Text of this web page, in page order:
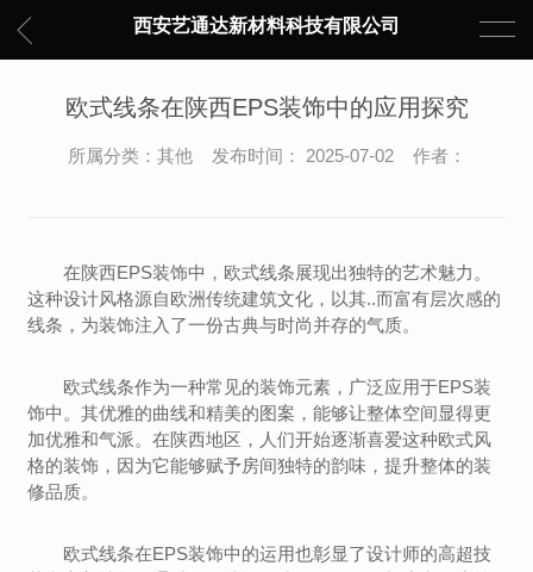
西安艺通达新材料科技有限公司
欧式线条在陕西EPS装饰中的应用探究
所属分类：其他 发布时间： 2025-07-02 作者：
在陕西EPS装饰中，欧式线条展现出独特的艺术魅力。
这种设计风格源自欧洲传统建筑文化，以其..而富有层次感的
线条，为装饰注入了一份古典与时尚并存的气质。
欧式线条作为一种常见的装饰元素，广泛应用于EPS装
饰中。其优雅的曲线和精美的图案，能够让整体空间显得更
加优雅和气派。在陕西地区，人们开始逐渐喜爱这种欧式风
格的装饰，因为它能够赋予房间独特的韵味，提升整体的装
修品质。
欧式线条在EPS装饰中的运用也彰显了设计师的高超技